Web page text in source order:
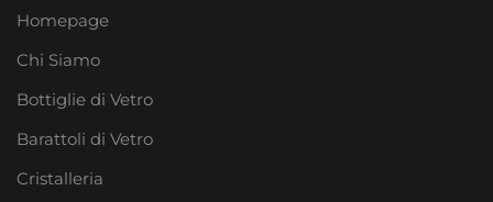
Homepage
Chi Siamo
Bottiglie di Vetro
Barattoli di Vetro
Cristalleria